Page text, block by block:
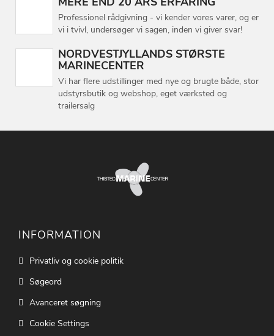
Professionel rådgivning - vi kender vores varer, og er
vi i tvivl, undersøger vi sagen, inden vi giver svar!
NORDVESTJYLLANDS STØRSTE
MARINECENTER
Vi har flere udstillinger med nye og brugte både, stor
udstyrsbutik og webshop, eget værksted og
trailersalg
INFORMATION
Privatliv og cookie politik
Søgeord
Avanceret søgning
Cookie Settings